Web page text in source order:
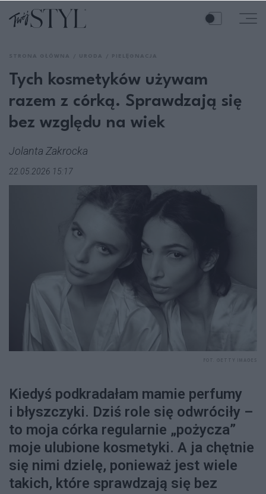
Tych kosmetyków używam
razem z córką. Sprawdzają się
bez względu na wiek
Jolanta Zakrocka
22.05.2026 15:17
Kiedyś podkradałam mamie perfumy
i błyszczyki. Dziś role się odwróciły –
to moja córka regularnie „pożycza”
moje ulubione kosmetyki. A ja chętnie
się nimi dzielę, ponieważ jest wiele
takich, które sprawdzają się bez